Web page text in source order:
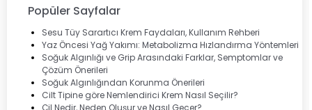
Lansinoh
Cebrolux
Dermoskin
Marvis
Rcfarma
Popüler Sayfalar
Sesu Tüy Sarartıcı Krem Faydaları, Kullanım Rehberi
Yaz Öncesi Yağ Yakımı: Metabolizma Hızlandırma Yöntemleri
Soğuk Algınlığı ve Grip Arasındaki Farklar, Semptomlar ve
Çözüm Önerileri
Soğuk Algınlığından Korunma Önerileri
Cilt Tipine göre Nemlendirici Krem Nasıl Seçilir?
Çil Nedir, Neden Oluşur ve Nasıl Geçer?